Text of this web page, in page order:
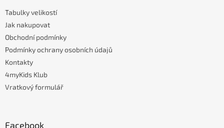
Tabulky velikostí
Jak nakupovat
Obchodní podmínky
Podmínky ochrany osobních údajů
Kontakty
4myKids Klub
Vratkový formulář
Facebook